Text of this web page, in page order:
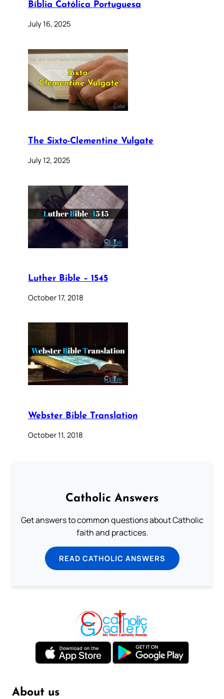
Bíblia Católica Portuguesa
July 16, 2025
The Sixto-Clementine Vulgate
July 12, 2025
Luther Bible – 1545
October 17, 2018
Webster Bible Translation
October 11, 2018
Catholic Answers
Get answers to common questions about Catholic
faith and practices.
READ CATHOLIC ANSWERS
About us